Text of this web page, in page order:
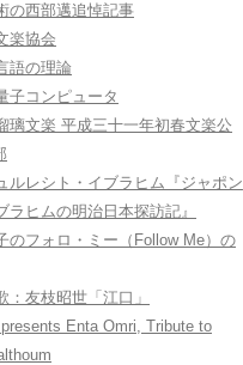
の西部邁追悼記事
楽協会
語の理論
子コンピュータ
璃文楽 平成三十一年初春文楽公
ルレシト・イブラヒム『ジャポン
ラヒムの明治日本探訪記』
のフォロ・ミー（Follow Me）の
：友枝昭世「江口」
Enta Omri, Tribute to